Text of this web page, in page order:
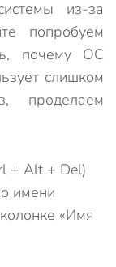
из-за
попробуем
почему ОС
слишком
проделаем
+ Alt + Del)
имени
«Имя